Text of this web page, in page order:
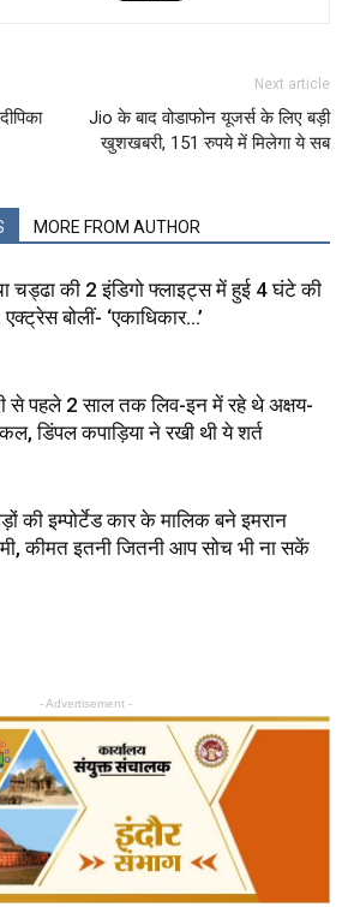
Next article
Jio के बाद वोडाफोन यूजर्स के लिए बड़ी
खुशखबरी, 151 रुपये में मिलेगा ये सब
MORE FROM AUTHOR
चड्ढा की 2 इंडिगो फ्लाइट्स में हुई 4 घंटे की
एक्ट्रेस बोलीं- ‘एकाधिकार…’
से पहले 2 साल तक लिव-इन में रहे थे अक्षय-
डिंपल कपाड़िया ने रखी थी ये शर्त
की इम्पोर्टेड कार के मालिक बने इमरान
कीमत इतनी जितनी आप सोच भी ना सकें
- Advertisement -